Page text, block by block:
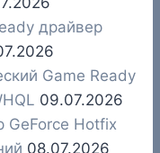
драйвер
Game Ready
09.07.2026
GeForce Hotfix
08.07.2026